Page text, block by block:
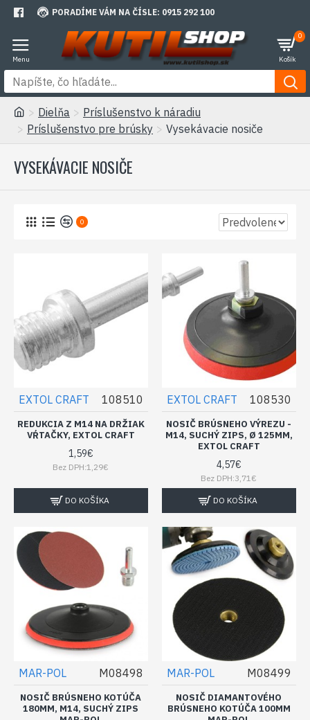
PORADÍME VÁM NA ČÍSLE: 0915 292 100
0
Dielňa
Príslušenstvo k náradiu
Príslušenstvo pre brúsky
Vysekávacie nosiče
VYSEKÁVACIE NOSIČE
0
EXTOL CRAFT 108510
REDUKCIA Z M14 NA DRŽIAK
VŔTAČKY, EXTOL CRAFT
1,59€
Bez DPH:1,29€
DO KOŠÍKA
EXTOL CRAFT 108530
NOSIČ BRÚSNEHO VÝREZU -
M14, SUCHÝ ZIPS, Ø 125MM,
EXTOL CRAFT
4,57€
Bez DPH:3,71€
DO KOŠÍKA
MAR-POL M08498
NOSIČ BRÚSNEHO KOTÚČA
180MM, M14, SUCHÝ ZIPS
MAR-POL M08499
NOSIČ DIAMANTOVÉHO
BRÚSNEHO KOTÚČA 100MM